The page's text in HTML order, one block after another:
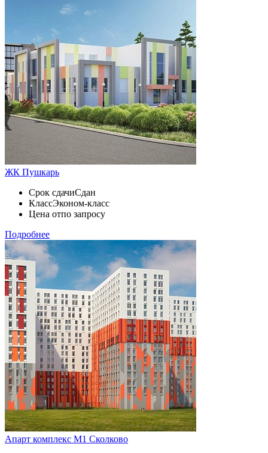
ЖК Пушкарь
Срок сдачиСдан
КлассЭконом-класс
Цена отпо запросу
Подробнее
Апарт комплекс М1 Сколково